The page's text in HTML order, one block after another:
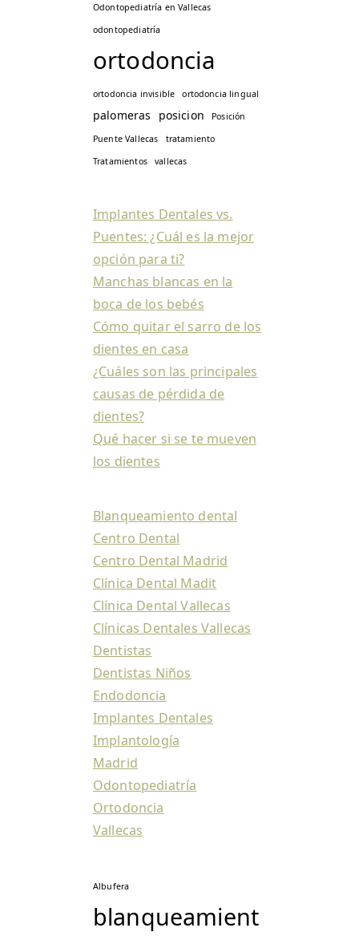
Odontopediatría en Vallecas
odontopediatría
ortodoncia
ortodoncia invisible ortodoncia lingual
palomeras posicion
Posición
Puente Vallecas
tratamiento
Tratamientos
vallecas
Implantes Dentales vs.
Puentes: ¿Cuál es la mejor
opción para ti?
Manchas blancas en la
boca de los bebés
Cómo quitar el sarro de los
dientes en casa
¿Cuáles son las principales
causas de pérdida de
dientes?
Qué hacer si se te mueven
los dientes
Blanqueamiento dental
Centro Dental
Centro Dental Madrid
Clínica Dental Madit
Clínica Dental Vallecas
Clínicas Dentales Vallecas
Dentistas
Dentistas Niños
Endodoncia
Implantes Dentales
Implantología
Madrid
Odontopediatría
Ortodoncia
Vallecas
Albufera
blanqueamient